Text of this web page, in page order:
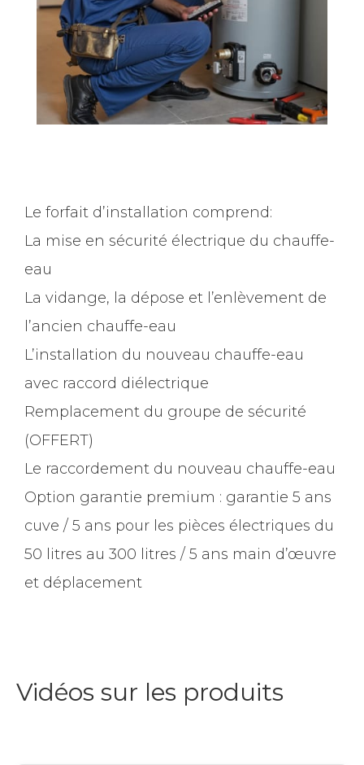
Le forfait d’installation comprend:
La mise en sécurité électrique du chauffe-
eau
La vidange, la dépose et l’enlèvement de
l’ancien chauffe-eau
L’installation du nouveau chauffe-eau
avec raccord diélectrique
Remplacement du groupe de sécurité
(OFFERT)
Le raccordement du nouveau chauffe-eau
Option garantie premium : garantie 5 ans
cuve / 5 ans pour les pièces électriques du
50 litres au 300 litres / 5 ans main d’œuvre
et déplacement
Vidéos sur les produits